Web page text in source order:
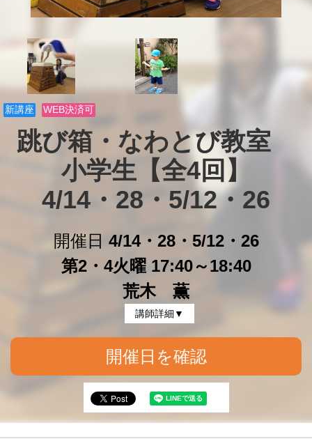
新講座 WEB決済可
跳び箱・なわとび教室
小学生【全4回】
4/14・28・5/12・26
開催日 4/14・28・5/12・26
第2・4火曜 17:40～18:40
荒木 薫
講師詳細▼
開催日を確認